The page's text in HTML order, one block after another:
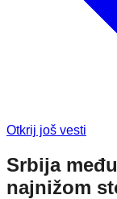
Otkrij još vesti
Srbija
najnižom